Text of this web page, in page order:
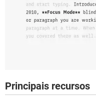
Principais recursos